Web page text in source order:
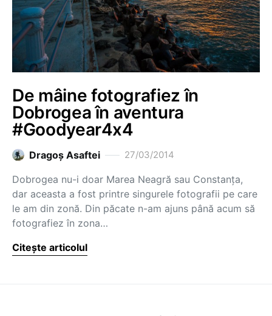
De mâine fotografiez în
Dobrogea în aventura
#Goodyear4x4
Dragoş Asaftei 27/03/2014
Dobrogea nu-i doar Marea Neagră sau Constanța,
dar aceasta a fost printre singurele fotografii pe care
le am din zonă. Din păcate n-am ajuns până acum să
fotografiez în zona…
Citește articolul